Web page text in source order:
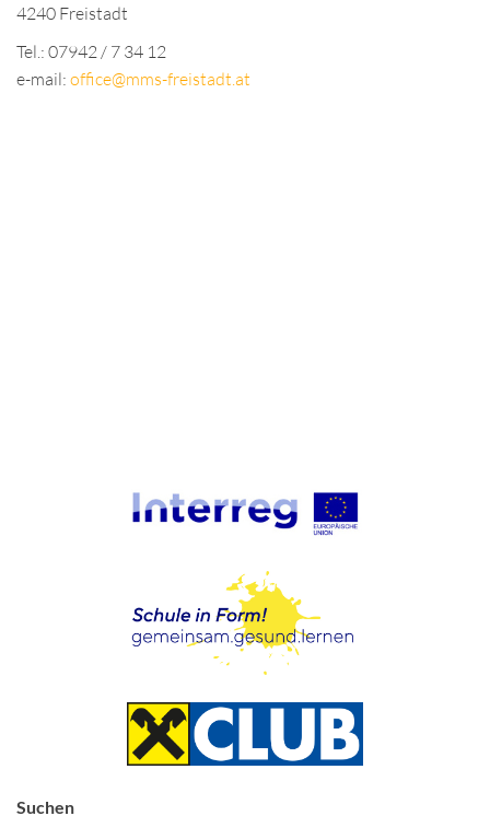
4240 Freistadt
Tel.: 07942 / 7 34 12
e-mail: office@mms-freistadt.at
Suchen